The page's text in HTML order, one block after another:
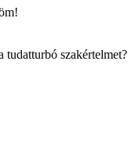
szakértelmet?